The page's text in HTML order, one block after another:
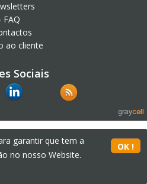
FAQ
ao cliente
Sociais
garantir que tem a
no nosso Website.